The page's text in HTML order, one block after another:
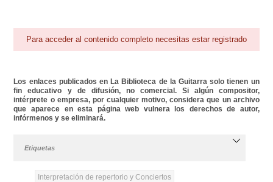
Para acceder al contenido completo necesitas estar registrado
Los enlaces publicados en La Biblioteca de la Guitarra solo tienen un
fin educativo y de difusión, no comercial. Si algún compositor,
intérprete o empresa, por cualquier motivo, considera que un archivo
que aparece en esta página web vulnera los derechos de autor,
infórmenos y se eliminará.
Etiquetas
Interpretación de repertorio y Conciertos